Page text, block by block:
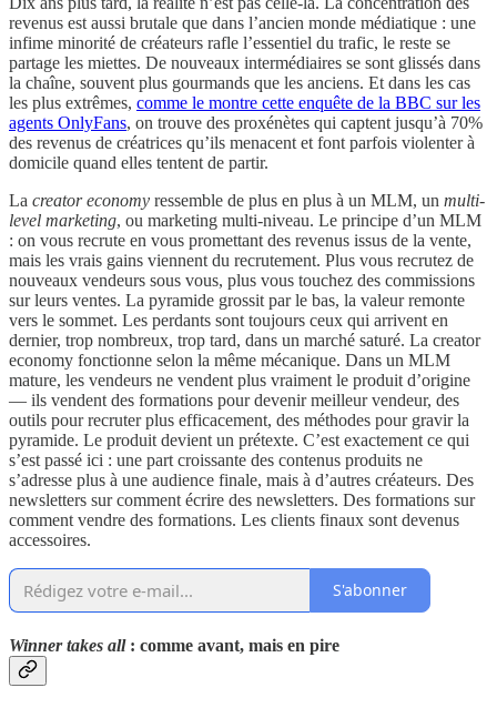
revenus est aussi brutale que dans l’ancien monde médiatique : une
infime minorité de créateurs rafle l’essentiel du trafic, le reste se
partage les miettes. De nouveaux intermédiaires se sont glissés dans
la chaîne, souvent plus gourmands que les anciens. Et dans les cas
les plus extrêmes, comme le montre cette enquête de la BBC sur les
agents OnlyFans, on trouve des proxénètes qui captent jusqu’à 70%
des revenus de créatrices qu’ils menacent et font parfois violenter à
domicile quand elles tentent de partir.
La creator economy ressemble de plus en plus à un MLM, un multi-
level marketing, ou marketing multi-niveau. Le principe d’un MLM
: on vous recrute en vous promettant des revenus issus de la vente,
mais les vrais gains viennent du recrutement. Plus vous recrutez de
nouveaux vendeurs sous vous, plus vous touchez des commissions
sur leurs ventes. La pyramide grossit par le bas, la valeur remonte
vers le sommet. Les perdants sont toujours ceux qui arrivent en
dernier, trop nombreux, trop tard, dans un marché saturé. La creator
economy fonctionne selon la même mécanique. Dans un MLM
mature, les vendeurs ne vendent plus vraiment le produit d’origine
— ils vendent des formations pour devenir meilleur vendeur, des
outils pour recruter plus efficacement, des méthodes pour gravir la
pyramide. Le produit devient un prétexte. C’est exactement ce qui
s’est passé ici : une part croissante des contenus produits ne
s’adresse plus à une audience finale, mais à d’autres créateurs. Des
newsletters sur comment écrire des newsletters. Des formations sur
comment vendre des formations. Les clients finaux sont devenus
accessoires.
S'abonner
Winner takes all: comme avant, mais en pire